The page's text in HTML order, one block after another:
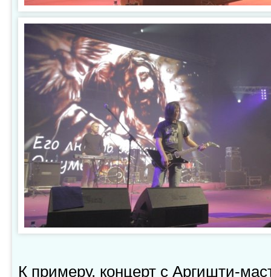
К примеру, концерт с Аргишти-